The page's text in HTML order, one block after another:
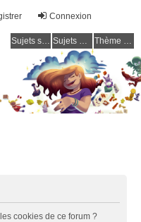
Connexion
Sujets sans réponse Sujets actifs Thème clair / foncé
cookies de ce forum ?